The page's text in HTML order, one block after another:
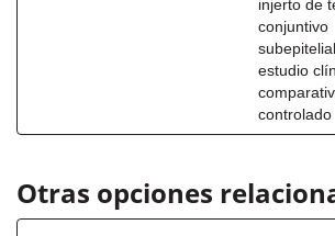
injerto de
conjuntivo
estudio
controlado
Otras opciones